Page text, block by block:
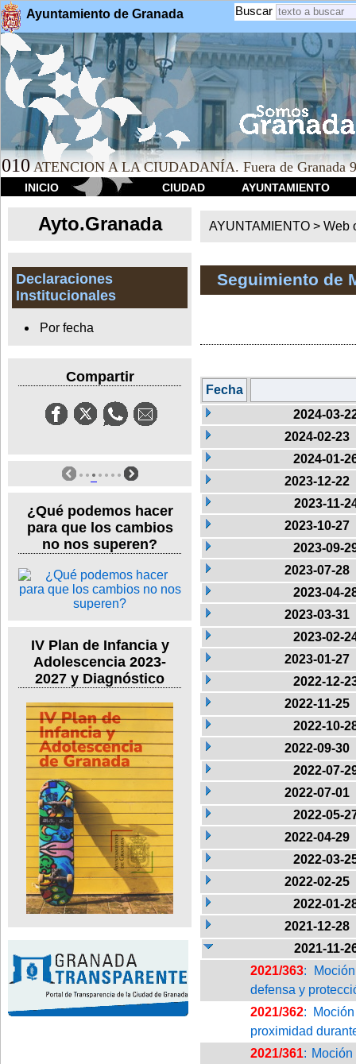
Ayuntamiento de Granada Buscar
010 ATENCION A LA CIUDADANÍA. Fuera de Granada
INICIO CIUDAD AYUNTAMIENTO
Ayto.Granada
Declaraciones
Institucionales
Por fecha
Compartir
¿Qué podemos hacer
para que los cambios
no nos superen?
IV Plan de Infancia y
Adolescencia 2023-
2027 y Diagnóstico
AYUNTAMIENTO > Web
Seguimiento de
Fecha
2024-03-
2024-02-23
2024-01-
2023-12-22
2023-11-
2023-10-27
2023-09-
2023-07-28
2023-04-
2023-03-31
2023-02-
2023-01-27
2022-12-
2022-11-25
2022-10-
2022-09-30
2022-07-
2022-07-01
2022-05-
2022-04-29
2022-03-
2022-02-25
2022-01-
2021-12-28
2021-11-
2021/363:
defensa y
2021/362:
proximidad
2021/361: